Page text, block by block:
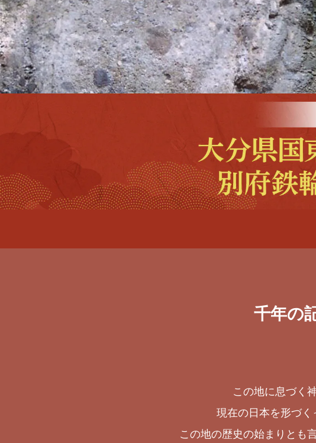
千年の
この地に息づく
現在の日本を形づく
この地の歴史の始まりとも